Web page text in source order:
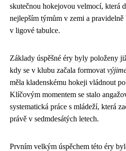
skutečnou hokejovou velmocí, která
nejlepším týmům v zemi a
v ligové tabulce.
Základy úspěšné éry byly položeny
kdy se v klubu začala formovat
měla kladenskému hokeji vládnout
Klíčovým momentem se stalo
systematická práce s mládeží, která
právě v sedmdesátých letech.
Prvním velkým úspěchem této éry